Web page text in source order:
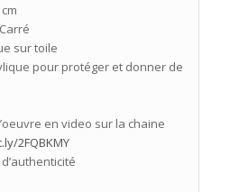
sur toile
pour protéger et donner de
en video sur la chaine
2FQBKMY